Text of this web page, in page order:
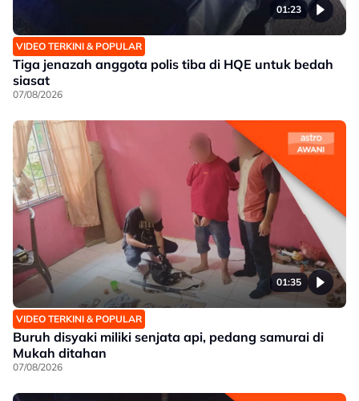
01:23
VIDEO TERKINI & POPULAR
Tiga jenazah anggota polis tiba di HQE untuk bedah
siasat
07/08/2026
01:35
VIDEO TERKINI & POPULAR
Buruh disyaki miliki senjata api, pedang samurai di
Mukah ditahan
07/08/2026